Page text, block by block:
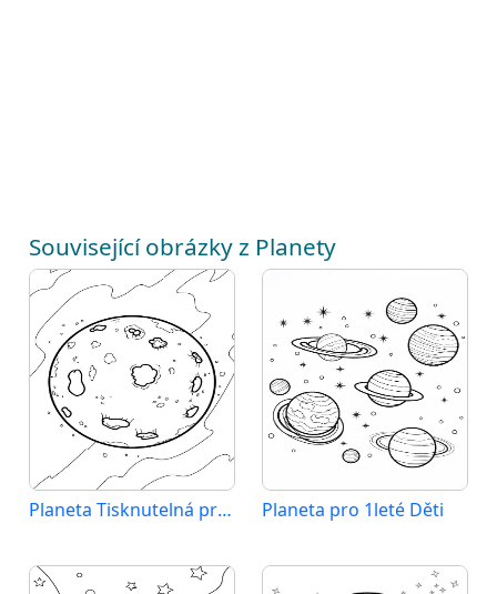
Související obrázky z Planety
Planeta Tisknutelná pro Děti Planeta pro 1leté Děti